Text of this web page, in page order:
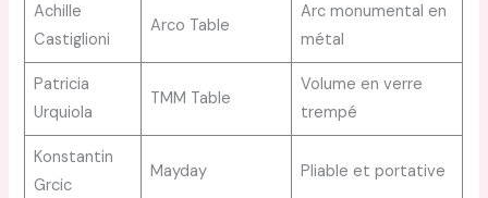
Achille
Castiglioni
Arco Table
Arc monumental en
métal
Patricia
Urquiola
TMM Table
Volume en verre
trempé
Konstantin
Grcic
Mayday Pliable et portative